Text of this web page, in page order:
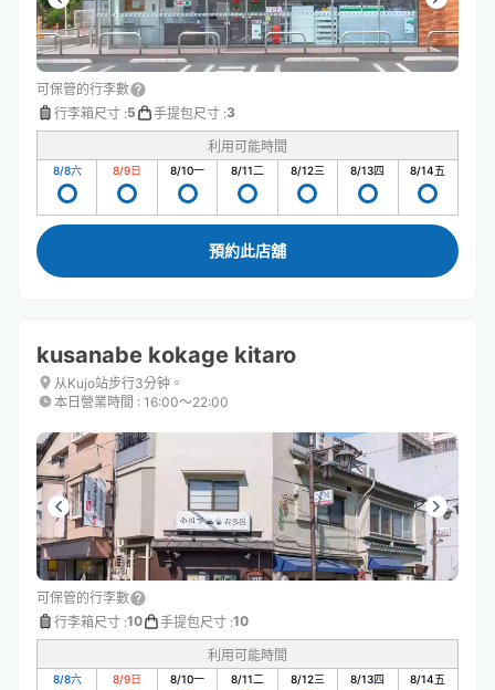
可保管的行李數
行李箱尺寸 :5 手提包尺寸 :3
利用可能時間
8/8六 8/9日 8/10一 8/11二 8/12三 8/13四 8/14五
預約此店舖
kusanabe kokage kitaro
从Kujo站步行3分钟。
本日營業時間 : 16:00〜22:00
可保管的行李數
行李箱尺寸 :10 手提包尺寸 :10
利用可能時間
8/8六 8/9日 8/10一 8/11二 8/12三 8/13四 8/14五